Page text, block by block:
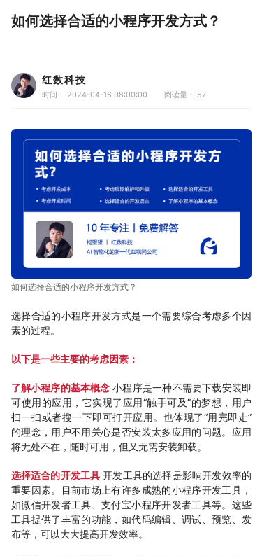
如何选择合适的小程序开发方式？
红数科技
时间： 2024-04-16 08:00:00 阅读量： 57
如何选择合适的小程序开发方式？
选择合适的小程序开发方式是一个需要综合考虑多个因
素的过程。
以下是一些主要的考虑因素：
了解小程序的基本概念 小程序是一种不需要下载安装即
可使用的应用，它实现了应用“触手可及”的梦想，用户
扫一扫或者搜一下即可打开应用。也体现了“用完即走”
的理念，用户不用关心是否安装太多应用的问题。应用
将无处不在，随时可用，但又无需安装卸载。
选择适合的开发工具 开发工具的选择是影响开发效率的
重要因素。目前市场上有许多成熟的小程序开发工具，
如微信开发者工具、支付宝小程序开发者工具等。这些
工具提供了丰富的功能，如代码编辑、调试、预览、发
布等，可以大大提高开发效率。